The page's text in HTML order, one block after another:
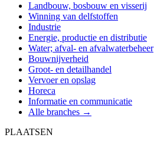
Landbouw, bosbouw en visserij
Winning van delfstoffen
Industrie
Energie, productie en distributie
Water; afval- en afvalwaterbeheer
Bouwnijverheid
Groot- en detailhandel
Vervoer en opslag
Horeca
Informatie en communicatie
Alle branches →
PLAATSEN